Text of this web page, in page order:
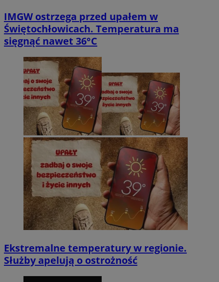
IMGW ostrzega przed upałem w
Świętochłowicach. Temperatura ma
sięgnąć nawet 36°C
Ekstremalne temperatury w regionie.
Służby apelują o ostrożność